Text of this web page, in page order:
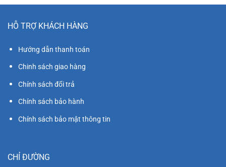
HỖ TRỢ KHÁCH HÀNG
Hướng dẫn thanh toán
Chinh sách giao hàng
Chính sách đổi trả
Chính sách bảo hành
Chính sách bảo mật thông tin
CHỈ ĐƯỜNG